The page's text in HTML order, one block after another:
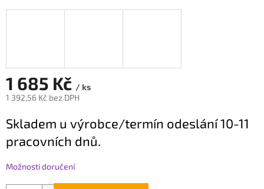
1 685 Kč / ks
1 392,56 Kč bez DPH
cena:
Skladem u výrobce/termín odeslání 10-11
pracovních dnů.
Možnosti doručení